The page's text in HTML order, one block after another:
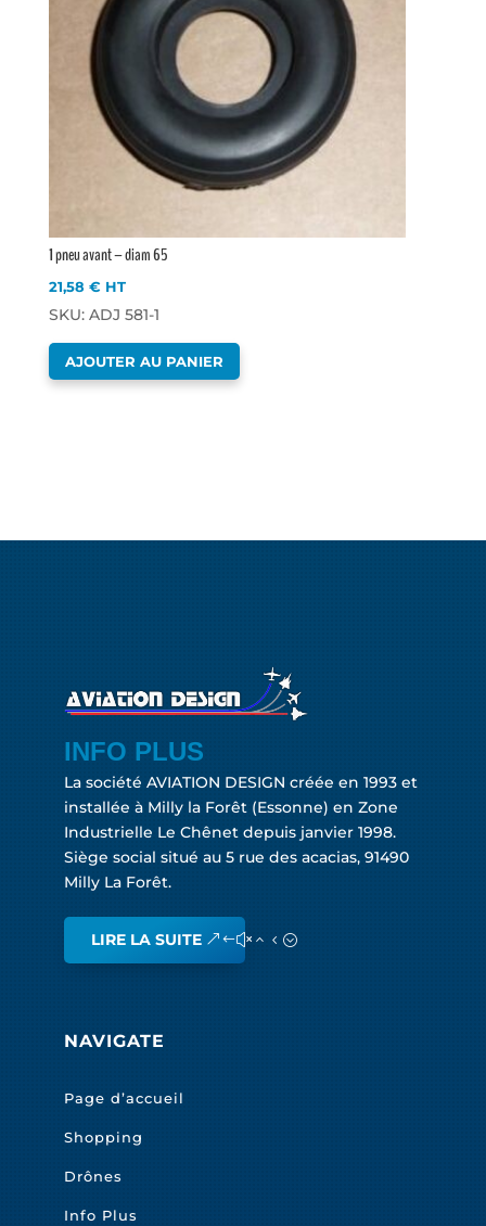
1 pneu avant – diam 65
21,58€ HT
SKU: ADJ 581-1
AJOUTER AU PANIER
INFO PLUS
La société AVIATION DESIGN créée en 1993 et
installée à Milly la Forêt (Essonne) en Zone
Industrielle Le Chênet depuis janvier 1998.
Siège social situé au 5 rue des acacias, 91490
Milly La Forêt.
LIRE LA SUITE
NAVIGATE
Page d’accueil
Shopping
Drônes
Info Plus